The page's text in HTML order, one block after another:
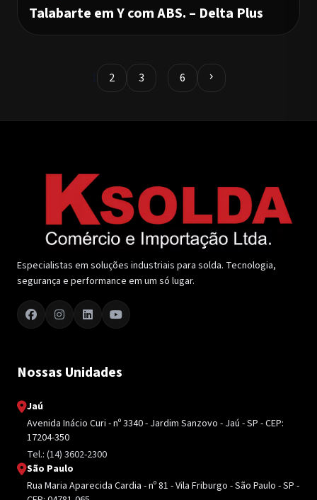
Talabarte em Y com ABS. – Delta Plus
1 2 3 6 chevron_right
Especialistas em soluções industriais para solda. Tecnologia,
segurança e performance em um só lugar.
Nossas Unidades
Jaú
Avenida Inácio Curi - nº 3340 - Jardim Sanzovo - Jaú - SP - CEP:
17204-350
Tel.: (14) 3602-2300
São Paulo
Rua Maria Aparecida Cardia - nº 81 - Vila Friburgo - São Paulo - SP -